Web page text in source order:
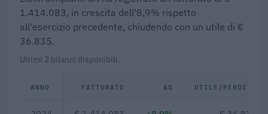
1.414.083, in crescita dell'8,9% rispetto
all'esercizio precedente, chiudendo con un utile di €
36.835.
Ultimi 2 bilanci disponibili.
ANNO FATTURATO Δ% UTILE/PERDITA